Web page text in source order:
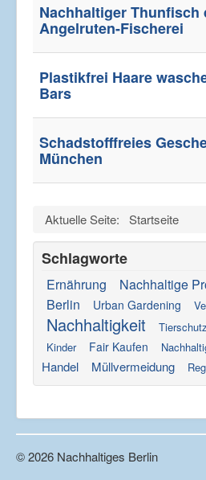
Nachhaltiger Thunfisch
Angelruten-Fischerei
Plastikfrei Haare
Bars
Schadstofffreies
München
Aktuelle Seite: Startseite
Schlagworte
Ernährung Nachhaltige
Berlin Urban Gardening
Nachhaltigkeit Tierschutz
Kinder Fair Kaufen
Handel
Müllvermeidung
© 2026 Nachhaltiges Berlin